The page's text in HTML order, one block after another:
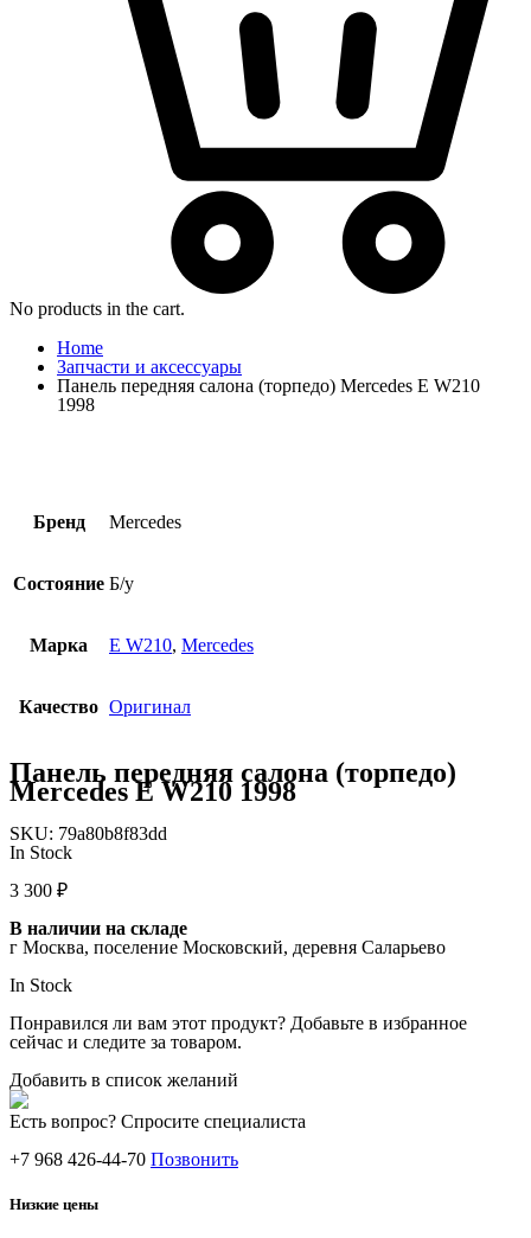
No products in the cart.
Home
Запчасти и аксессуары
Панель передняя салона (торпедо) Mercedes E W210
1998
Бренд Mercedes
Состояние Б/у
Марка E W210, Mercedes
Качество Оригинал
Панель передняя салона (торпедо)
Mercedes E W210 1998
SKU: 79a80b8f83dd
In Stock
3 300 ₽
В наличии на складе
г Москва, поселение Московский, деревня Саларьево
In Stock
Понравился ли вам этот продукт? Добавьте в избранное
сейчас и следите за товаром.
Добавить в список желаний
Есть вопрос? Спросите специалиста
+7 968 426-44-70 Позвонить
Низкие цены